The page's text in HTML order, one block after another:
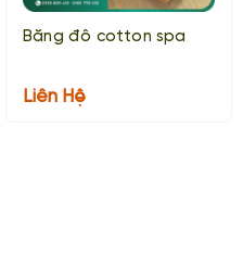
Băng đô cotton spa
Liên Hệ